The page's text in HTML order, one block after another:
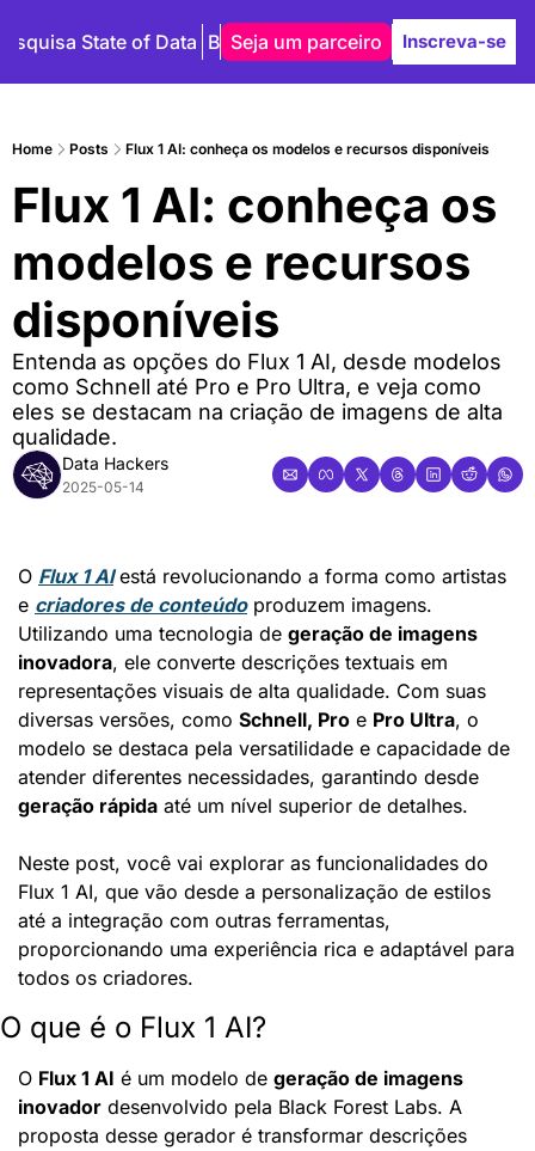
State of Data Blog Autores
Seja um parceiro Inscreva-se
Home Posts Flux 1 AI: conheça os modelos e recursos disponíveis
Flux 1 AI: conheça os
modelos e recursos
disponíveis
Entenda as opções do Flux 1 AI, desde modelos
como Schnell até Pro e Pro Ultra, e veja como
eles se destacam na criação de imagens de alta
qualidade.
Data Hackers
2025-05-14
O Flux 1 AI está revolucionando a forma como artistas
e criadores de conteúdo produzem imagens.
Utilizando uma tecnologia de geração de imagens
inovadora, ele converte descrições textuais em
representações visuais de alta qualidade. Com suas
diversas versões, como Schnell, Pro e Pro Ultra, o
modelo se destaca pela versatilidade e capacidade de
geração rápida até um nível superior de detalhes.
Neste post, você vai explorar as funcionalidades do
Flux 1 AI, que vão desde a personalização de estilos
até a integração com outras ferramentas,
proporcionando uma experiência rica e adaptável para
todos os criadores.
O que é o Flux 1 AI?
O Flux 1 AI é um modelo de geração de imagens
inovador desenvolvido pela Black Forest Labs. A
proposta desse gerador é transformar descrições